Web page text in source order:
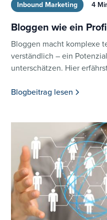
Inbound Marketing 4
Bloggen wie ein
Bloggen macht komplexe
verständlich – ein
unterschätzen. Hier
Blogbeitrag lesen